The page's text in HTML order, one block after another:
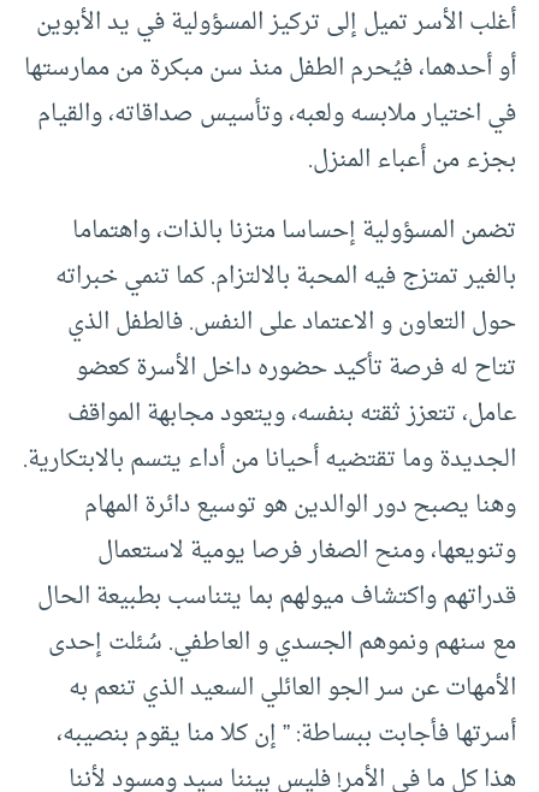
أغلب الأسر تميل إلى تركيز المسؤولية في يد الأبوين
أو أحدهما، فيُحرم الطفل منذ سن مبكرة من ممارستها
في اختيار ملابسه ولعبه، وتأسيس صداقاته، والقيام
بجزء من أعباء المنزل.
تضمن المسؤولية إحساسا متزنا بالذات، واهتماما
بالغير تمتزج فيه المحبة بالالتزام. كما تنمي خبراته
حول التعاون و الاعتماد على النفس. فالطفل الذي
تتاح له فرصة تأكيد حضوره داخل الأسرة كعضو
عامل، تتعزز ثقته بنفسه، ويتعود مجابهة المواقف
الجديدة وما تقتضيه أحيانا من أداء يتسم بالابتكارية.
وهنا يصبح دور الوالدين هو توسيع دائرة المهام
وتنويعها، ومنح الصغار فرصا يومية لاستعمال
قدراتهم واكتشاف ميولهم بما يتناسب بطبيعة الحال
مع سنهم ونموهم الجسدي و العاطفي. سُئلت إحدى
الأمهات عن سر الجو العائلي السعيد الذي تنعم به
أسرتها فأجابت ببساطة: ” إن كلا منا يقوم بنصيبه،
هذا كل ما في الأمر! فليس بيننا سيد ومسود لأننا